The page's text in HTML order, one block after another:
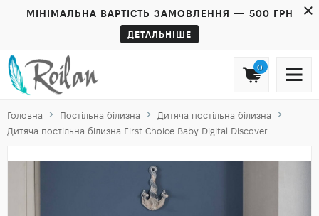
МІНІМАЛЬНА ВАРТІСТЬ ЗАМОВЛЕННЯ — 500 ГРН
ДЕТАЛЬНІШЕ
0
Головна Постільна білизна
Дитяча постільна білизна
Дитяча постільна білизна First Choice Baby Digital Discover